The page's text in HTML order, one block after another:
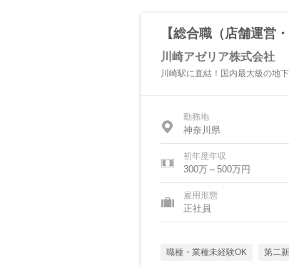
【総合職（店舗運営
川崎アゼリア株式会社
川崎駅に直結！国内最大級の地
勤務地
神奈川県
初年度年収
300万～500万円
雇用形態
正社員
職種・業種未経験OK 第二